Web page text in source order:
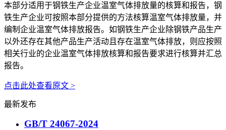
本部分适用于钢铁生产企业温室气体排放量的核算和报告，钢
铁生产企业可按照本部分提供的方法核算温室气体排放量，并
编制企业温室气体排放报告。如钢铁生产企业除钢铁产品生产
以外还存在其他产品生产活动且存在温室气体排放，则应按照
相关行业的企业温室气体排放核算和报告要求进行核算并汇总
报告。
点击此处查看原文 >
最新发布
GB/T 24067-2024